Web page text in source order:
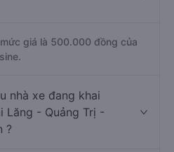
giá là 500.000 đồng của
nhà xe đang khai
Lăng - Quảng Trị -
?